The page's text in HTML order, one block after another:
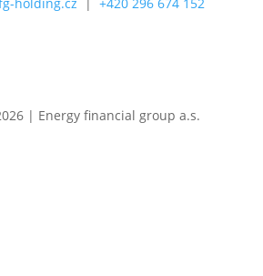
| Energy financial group a.s.